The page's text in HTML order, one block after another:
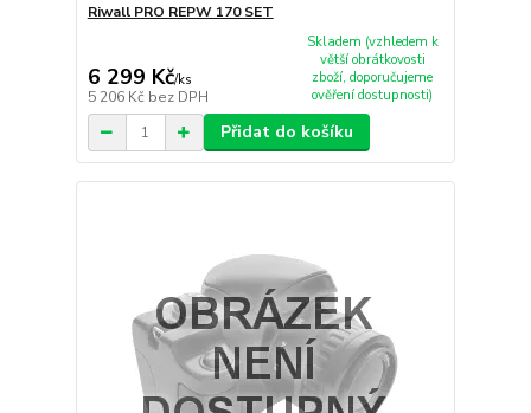
Riwall PRO REPW 170 SET
6 299 Kč/ks
5 206 Kč bez DPH
Skladem (vzhledem k
větší obrátkovosti
zboží, doporučujeme
ověření dostupnosti)
Přidat do košíku